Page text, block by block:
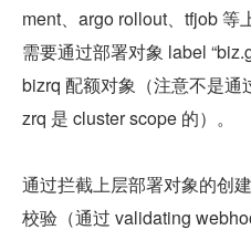
ment、argo rollout、tfjob 等
需要通过部署对象 label
bizrq 配额对象（注意不是
zrq 是 cluster scope 的）。
通过拦截上层部署对象的创
校验（通过 validating